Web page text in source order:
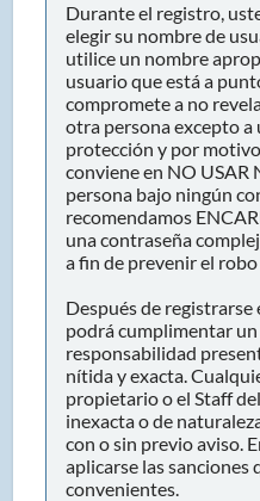
Durante el registro,
elegir su nombre de
utilice un nombre
usuario que está a
compromete a no
otra persona excepto a
protección y por
conviene en NO USAR
persona bajo ningún
recomendamos
una contraseña
a fin de prevenir el
Después de registrarse
podrá cumplimentar
responsabilidad
nítida y exacta.
propietario o el Staff
inexacta o de
con o sin previo aviso.
aplicarse las sanciones
convenientes.